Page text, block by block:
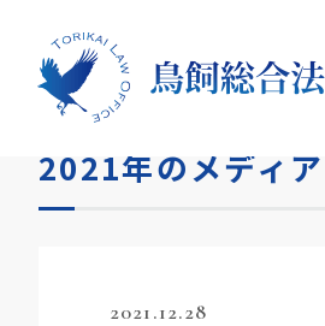
HOME
2021年のメディ
2021.12.28